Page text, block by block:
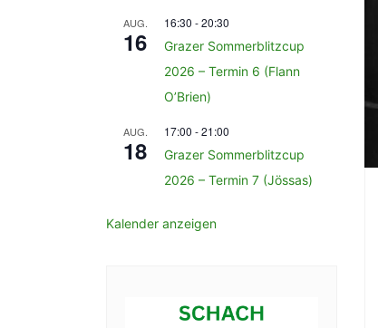
AUG.
16
16:30 -20:30
Grazer Sommerblitzcup
2026 – Termin 6 (Flann
O’Brien)
AUG.
18
17:00 -21:00
Grazer Sommerblitzcup
2026 – Termin 7 (Jössas)
Kalender anzeigen